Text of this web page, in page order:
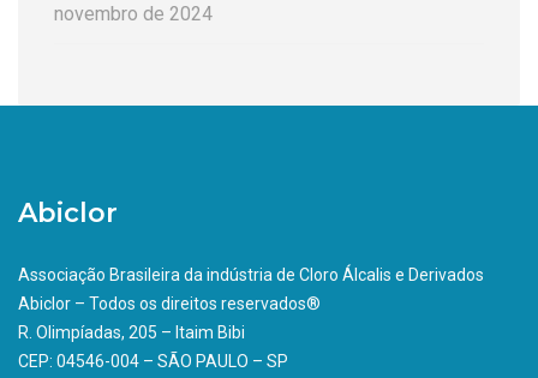
novembro de 2024
Abiclor
Associação Brasileira da indústria de Cloro Álcalis e Derivados
Abiclor – Todos os direitos reservados®
R. Olimpíadas, 205 – Itaim Bibi
CEP: 04546-004 – SÃO PAULO – SP